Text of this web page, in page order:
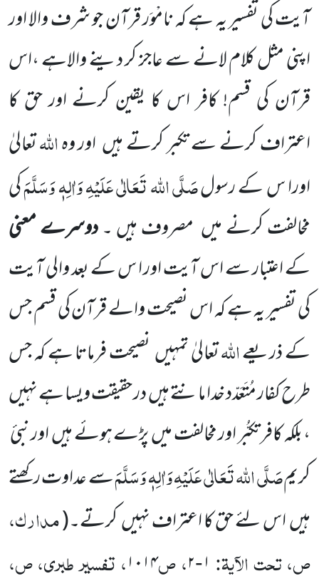
آیت کی تفسیر یہ ہے کہ نامْوَر قرآن جو شرف والا اور
اپنی مثل کلام لانے سے عاجز کر دینے والاہے ،اس
قرآن کی قسم! کافر اس کا یقین کرنے اور حق کا
اعتراف کرنے سے تکبر کرتے ہیںاور وہاللہتعالیٰ
اورا س کے رسولصَلَّی اللہ تَعَالٰی عَلَیْہِ وَاٰلِہٖ وَسَلَّمَکی
مخالفت کرنے میں مصروف ہیں ۔دوسرے معنی
کے اعتبار سے اس آیت اور ا س کے بعد والی آیت
کی تفسیر یہ ہے کہ اس نصیحت والے قرآن کی قسم جس
کے ذریعےاللہتعالیٰ تمہیںنصیحت فرماتا ہے کہ جس
طرح کفار مُتَعَدّد خدا مانتے ہیںدر حقیقت ویسا ہے نہیں
، بلکہ کافرتکبُّر اور مخالفت میںپڑے ہوئے ہیںاور نبیٔ
کریمصَلَّی اللہ تَعَالٰی عَلَیْہِ وَاٰلِہٖ وَسَلَّمَسے عداوت رکھتے
ہیںاس لئے حق کااعتراف نہیںکرتے۔(مدارک،
ص، تحت الآیۃ: ۱-۲، ص۱۰۱۴، تفسیر طبری، ص،